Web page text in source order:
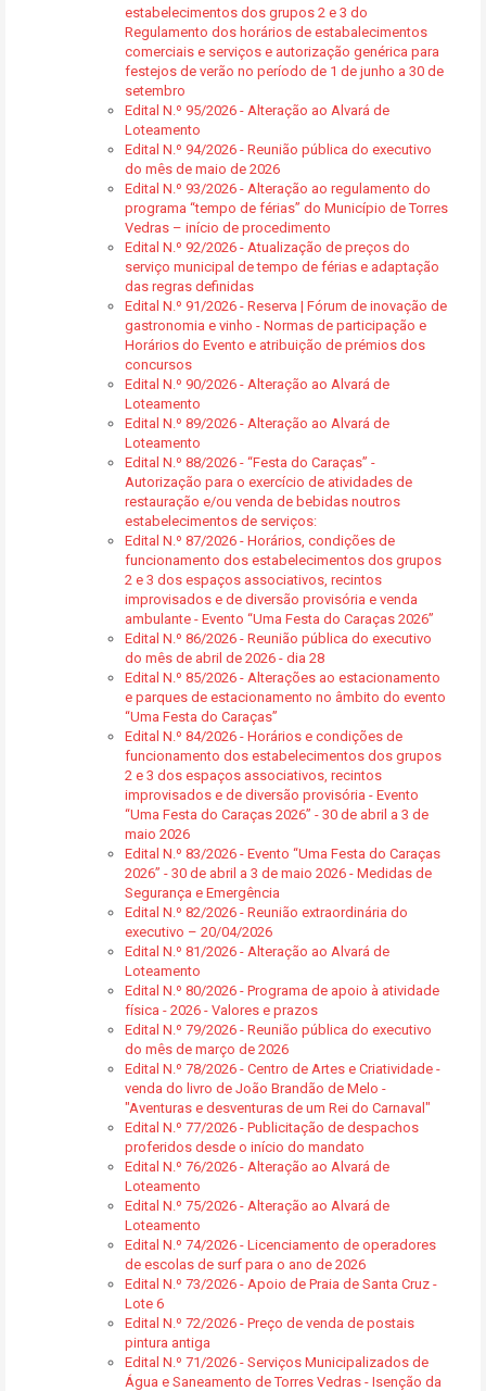
estabelecimentos dos grupos 2 e 3 do
Regulamento dos horários de estabalecimentos
comerciais e serviços e autorização genérica para
festejos de verão no período de 1 de junho a 30 de
setembro
Edital N.º 95/2026 - Alteração ao Alvará de
Loteamento
Edital N.º 94/2026 - Reunião pública do executivo
do mês de maio de 2026
Edital N.º 93/2026 - Alteração ao regulamento do
programa “tempo de férias” do Município de Torres
Vedras – início de procedimento
Edital N.º 92/2026 - Atualização de preços do
serviço municipal de tempo de férias e adaptação
das regras definidas
Edital N.º 91/2026 - Reserva | Fórum de inovação de
gastronomia e vinho - Normas de participação e
Horários do Evento e atribuição de prémios dos
concursos
Edital N.º 90/2026 - Alteração ao Alvará de
Loteamento
Edital N.º 89/2026 - Alteração ao Alvará de
Loteamento
Edital N.º 88/2026 - “Festa do Caraças” -
Autorização para o exercício de atividades de
restauração e/ou venda de bebidas noutros
estabelecimentos de serviços:
Edital N.º 87/2026 - Horários, condições de
funcionamento dos estabelecimentos dos grupos
2 e 3 dos espaços associativos, recintos
improvisados e de diversão provisória e venda
ambulante - Evento “Uma Festa do Caraças 2026”
Edital N.º 86/2026 - Reunião pública do executivo
do mês de abril de 2026 - dia 28
Edital N.º 85/2026 - Alterações ao estacionamento
e parques de estacionamento no âmbito do evento
“Uma Festa do Caraças”
Edital N.º 84/2026 - Horários e condições de
funcionamento dos estabelecimentos dos grupos
2 e 3 dos espaços associativos, recintos
improvisados e de diversão provisória - Evento
“Uma Festa do Caraças 2026” - 30 de abril a 3 de
maio 2026
Edital N.º 83/2026 - Evento “Uma Festa do Caraças
2026” - 30 de abril a 3 de maio 2026 - Medidas de
Segurança e Emergência
Edital N.º 82/2026 - Reunião extraordinária do
executivo – 20/04/2026
Edital N.º 81/2026 - Alteração ao Alvará de
Loteamento
Edital N.º 80/2026 - Programa de apoio à atividade
física - 2026 - Valores e prazos
Edital N.º 79/2026 - Reunião pública do executivo
do mês de março de 2026
Edital N.º 78/2026 - Centro de Artes e Criatividade -
venda do livro de João Brandão de Melo -
"Aventuras e desventuras de um Rei do Carnaval"
Edital N.º 77/2026 - Publicitação de despachos
proferidos desde o início do mandato
Edital N.º 76/2026 - Alteração ao Alvará de
Loteamento
Edital N.º 75/2026 - Alteração ao Alvará de
Loteamento
Edital N.º 74/2026 - Licenciamento de operadores
de escolas de surf para o ano de 2026
Edital N.º 73/2026 - Apoio de Praia de Santa Cruz -
Lote 6
Edital N.º 72/2026 - Preço de venda de postais
pintura antiga
Edital N.º 71/2026 - Serviços Municipalizados de
Água e Saneamento de Torres Vedras - Isenção da